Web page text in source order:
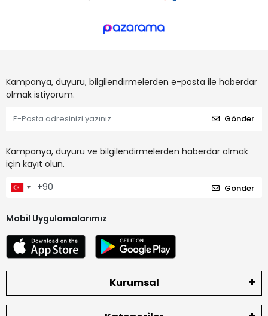
Kampanya, duyuru, bilgilendirmelerden e-posta ile haberdar
olmak istiyorum.
Gönder
Kampanya, duyuru ve bilgilendirmelerden haberdar olmak
için kayıt olun.
Gönder
Mobil Uygulamalarımız
Kurumsal